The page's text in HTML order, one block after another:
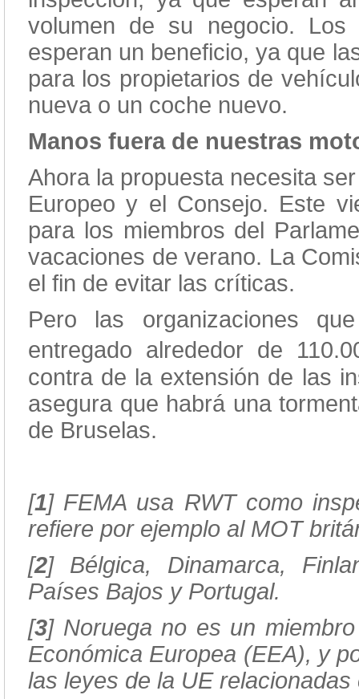
volumen de su negocio. Los
esperan un beneficio, ya que
para los propietarios de
nueva o un coche nuevo.
Manos fuera de nuestras
Ahora la propuesta necesita
Europeo y el Consejo. Este
para los miembros del
vacaciones de verano. La
el fin de evitar las críticas.
Pero las organizaciones
entregado alrededor de
contra de la extensión de las
asegura que habrá una
de Bruselas.
[1] FEMA usa RWT como
refiere por ejemplo al MOT
[2] Bélgica, Dinamarca,
Países Bajos y Portugal.
[3] Noruega no es un
Económica Europea (EEA), y
las leyes de la UE